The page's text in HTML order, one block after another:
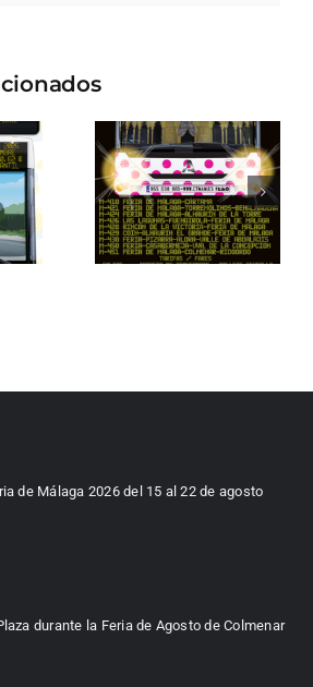
de Málaga 2026 del 15 al 22 de agosto
durante la Feria de Agosto de Colmenar